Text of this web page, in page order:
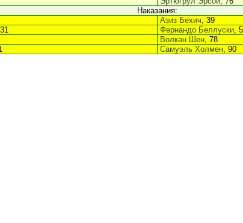
Наказания:
Азиз Бехич, 39
Фернандо Беллуски,
Волкан Шен, 78
Самуэль Холмен, 90